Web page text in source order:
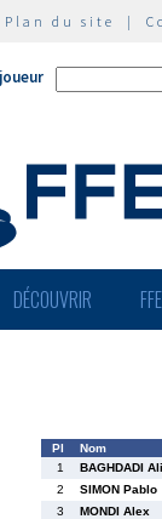
Plan du site |
DÉCOUVRIR FFE
Pl Nom
1
BAGHDADI Ali
2
SIMON Pablo
3
MONDI Alex